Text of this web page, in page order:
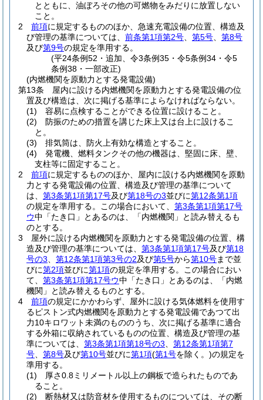
とともに、油ぼろその他の可燃物をみだりに放置しない
こと。
2
前項に規定するもののほか、急速充電設備の位置、構造及
び管理の基準については、 前条第1項第2号 第5号
第8号
及び第9号の規定を準用する。
(平24条例52・追加、令3条例35・令5条例34・令5
条例38・一部改正)
(内燃機関を原動力とする発電設備)
第13条
屋内に設ける内燃機関を原動力とする発電設備の位
置及び構造は、次に掲げる基準によらなければならない。
(1)
容易に点検することができる位置に設けること。
(2)
防振のための措置を講じた床上又は台上に設けるこ
と。
(3)
排気筒は、防火上有効な構造とすること。
(4)
発電機、燃料タンクその他の機器は、堅固に床、壁、
支柱等に固定すること。
2
前項に規定するもののほか、屋内に設ける内燃機関を原動
力とする発電設備の位置、構造及び管理の基準について
は、 第3条第1項第17号及び第18号の3並びに第12条第1項
の規定を準用する。
この場合において、 第3条第1項第17号
ウ中「たき口」とあるのは、「内燃機関」と読み替えるも
のとする。
3
屋外に設ける内燃機関を原動力とする発電設備の位置、構
造及び管理の基準については、 第3条第1項第17号及び第18
号の3
第12条第1項第3号の2及び第5号から第10号まで並
びに第2項並びに第1項の規定を準用する。
この場合におい
て、 第3条第1項第17号ウ中「たき口」とあるのは、「内燃
機関」と読み替えるものとする。
4
前項の規定にかかわらず、屋外に設ける気体燃料を使用す
るピストン式内燃機関を原動力とする発電設備であつて出
力10キロワット未満のもののうち、次に掲げる基準に適合
する外箱に収納されているものの位置、構造及び管理の基
準については、 第3条第1項第18号の3
第12条第1項第7
号
第8号及び第10号並びに第1項(第1号を除く。)の規定を
準用する。
(1)
厚さ0.8ミリメートル以上の鋼板で造られたものであ
ること。
(2)
断熱材又は防音材を使用するものについては、その断